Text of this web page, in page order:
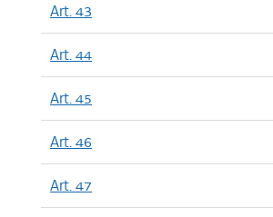
Art. 43
Art. 44
Art. 45
Art. 46
Art. 47